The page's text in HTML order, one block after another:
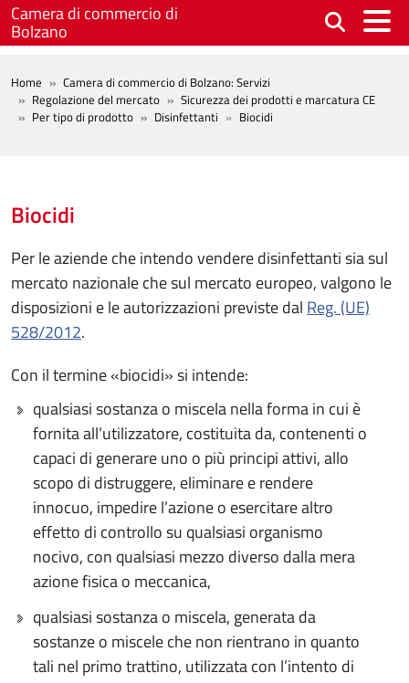
Salta al contenuto principale
Camera di commercio di
Bolzano
BREADCRUMB
Home
Camera di commercio di Bolzano: Servizi
Regolazione del mercato
Sicurezza dei prodotti e marcatura CE
Per tipo di prodotto
Disinfettanti Biocidi
Biocidi
Per le aziende che intendo vendere disinfettanti sia sul
mercato nazionale che sul mercato europeo, valgono le
disposizioni e le autorizzazioni previste dal Reg. (UE)
528/2012.
Con il termine «biocidi» si intende:
qualsiasi sostanza o miscela nella forma in cui è
fornita all’utilizzatore, costituita da, contenenti o
capaci di generare uno o più principi attivi, allo
scopo di distruggere, eliminare e rendere
innocuo, impedire l’azione o esercitare altro
effetto di controllo su qualsiasi organismo
nocivo, con qualsiasi mezzo diverso dalla mera
azione fisica o meccanica,
qualsiasi sostanza o miscela, generata da
sostanze o miscele che non rientrano in quanto
tali nel primo trattino, utilizzata con l’intento di